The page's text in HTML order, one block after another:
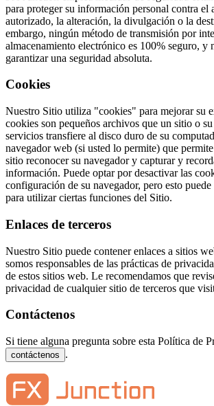
para proteger su información personal contra el
autorizado, la alteración, la divulgación o la
embargo, ningún método de transmisión por
almacenamiento electrónico es 100% seguro, y
garantizar una seguridad absoluta.
Cookies
Nuestro Sitio utiliza "cookies" para mejorar su
cookies son pequeños archivos que un sitio o
servicios transfiere al disco duro de su
navegador web (si usted lo permite) que
sitio reconocer su navegador y capturar y
información. Puede optar por desactivar las
configuración de su navegador, pero esto puede
para utilizar ciertas funciones del Sitio.
Enlaces de terceros
Nuestro Sitio puede contener enlaces a sitios
somos responsables de las prácticas de
de estos sitios web. Le recomendamos que
privacidad de cualquier sitio de terceros que
Contáctenos
Si tiene alguna pregunta sobre esta Política de
contáctenos .